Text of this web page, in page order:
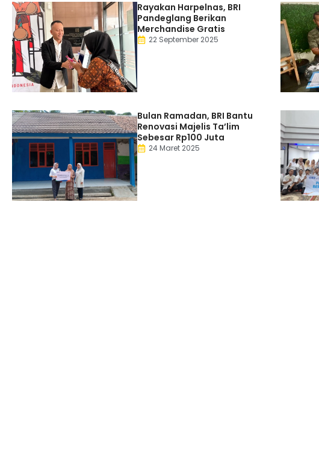
Rayakan Harpelnas, BRI
Pandeglang Berikan
Merchandise Gratis
22 September 2025
Bulan Ramadan, BRI Bantu
Renovasi Majelis Ta’lim
Sebesar Rp100 Juta
24 Maret 2025